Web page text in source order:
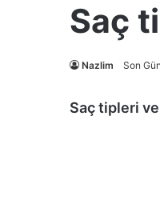
Saç
Nazlim Son
Saç tipleri